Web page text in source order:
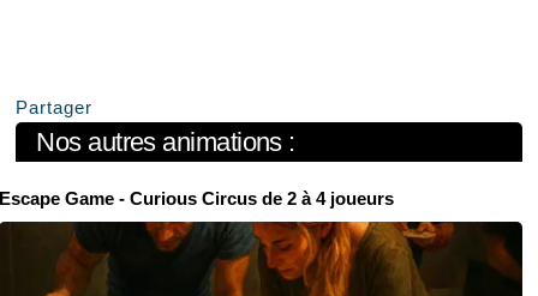
Partager
Nos autres animations :
Game - Curious Circus de 2 à 4 joueurs